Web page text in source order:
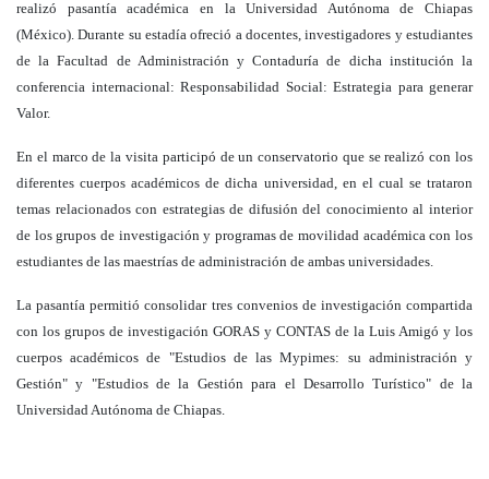
realizó pasantía académica en la Universidad Autónoma de Chiapas
(México). Durante su estadía ofreció a docentes, investigadores y estudiantes
de la Facultad de Administración y Contaduría de dicha institución la
conferencia internacional: Responsabilidad Social: Estrategia para generar
Valor.
En el marco de la visita participó de un conservatorio que se realizó con los
diferentes cuerpos académicos de dicha universidad, en el cual se trataron
temas relacionados con estrategias de difusión del conocimiento al interior
de los grupos de investigación y programas de movilidad académica con los
estudiantes de las maestrías de administración de ambas universidades.
La pasantía permitió consolidar tres convenios de investigación compartida
con los grupos de investigación GORAS y CONTAS de la Luis Amigó y los
cuerpos académicos de "Estudios de las Mypimes: su administración y
Gestión" y "Estudios de la Gestión para el Desarrollo Turístico" de la
Universidad Autónoma de Chiapas.